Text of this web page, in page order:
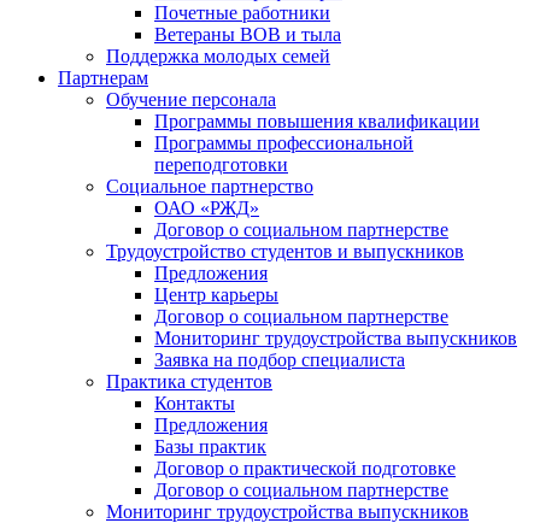
Почетные работники
Ветераны ВОВ и тыла
Поддержка молодых семей
Партнерам
Обучение персонала
Программы повышения квалификации
Программы профессиональной
переподготовки
Социальное партнерство
ОАО «РЖД»
Договор о социальном партнерстве
Трудоустройство студентов и выпускников
Предложения
Центр карьеры
Договор о социальном партнерстве
Мониторинг трудоустройства выпускников
Заявка на подбор специалиста
Практика студентов
Контакты
Предложения
Базы практик
Договор о практической подготовке
Договор о социальном партнерстве
Мониторинг трудоустройства выпускников